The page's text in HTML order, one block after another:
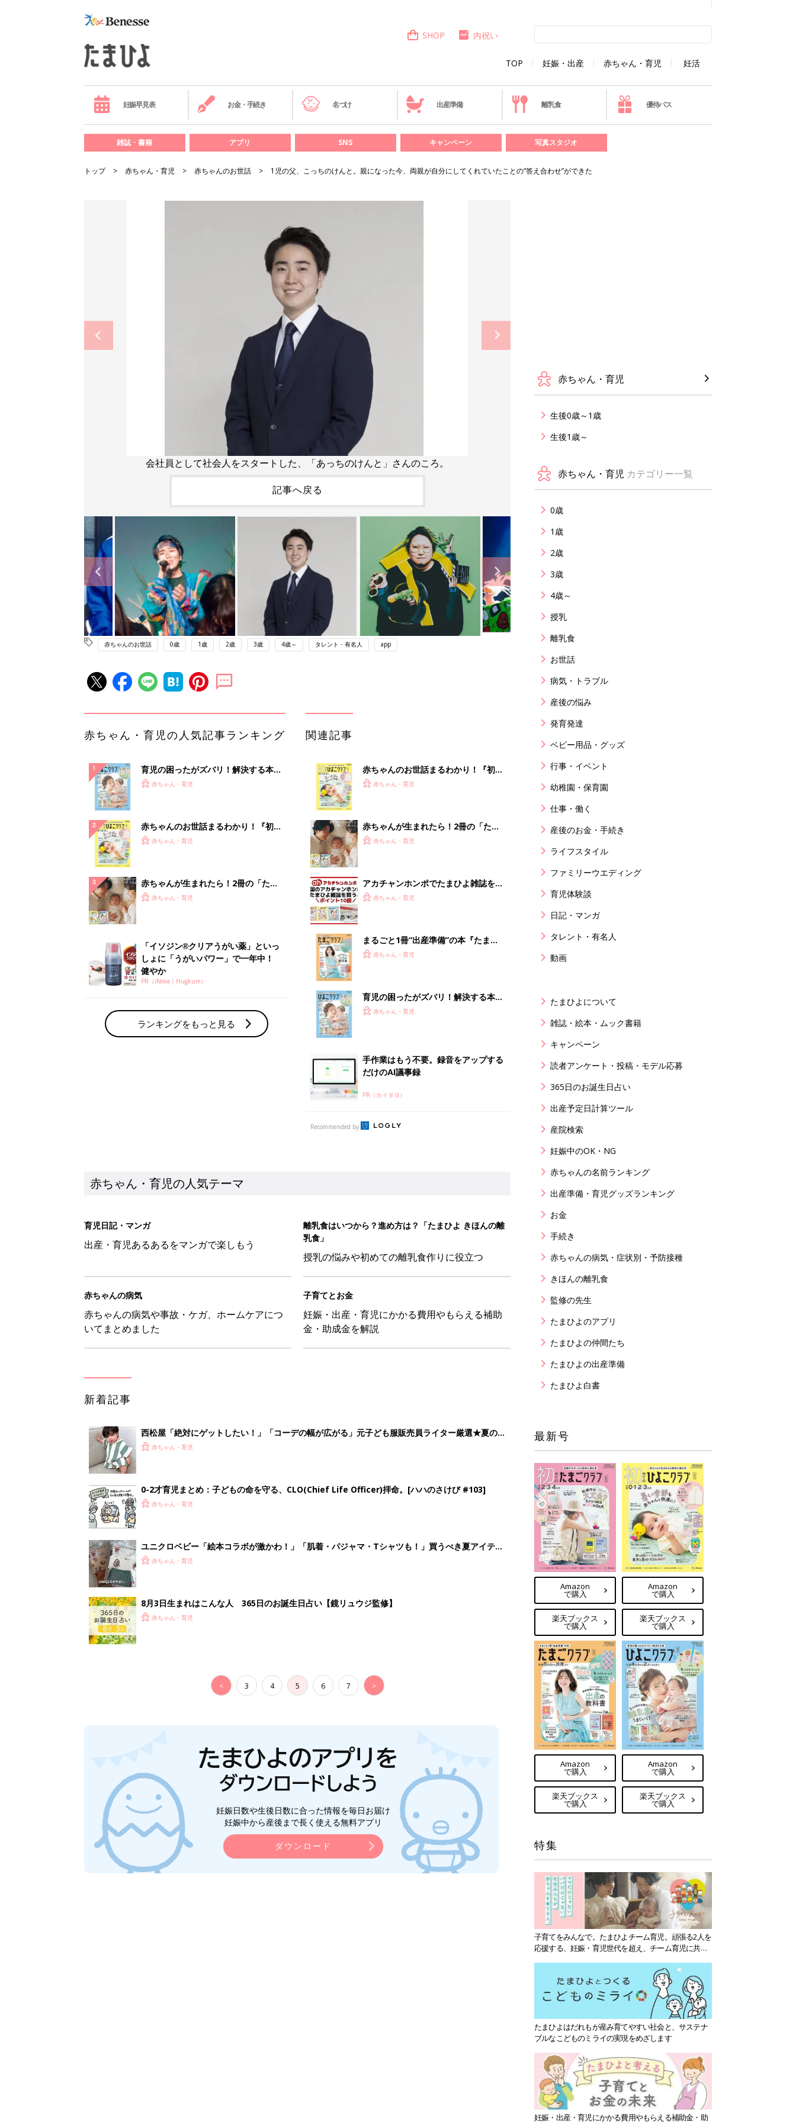
TOP 妊娠・出産 赤ちゃん・育児 妊活
SHOP 内祝い
妊娠早見表 お金・手続き 名づけ 出産準備 離乳食 優待パス
雑誌・書籍 アプリ SNS キャンペーン 写真スタジオ
トップ 赤ちゃん・育児 赤ちゃんのお世話 1児の父、こっちのけんと。親になった今、両親が自分にしてくれていたことの“答え合わせ”ができた
会社員として社会人をスタートした、「あっちのけんと」さんのころ。
記事へ戻る
赤ちゃんのお世話 0歳 1歳 2歳 3歳 4歳～ タレント・有名人 app
赤ちゃん・育児の人気記事ランキング
育児の困ったがズバリ！解決する本
『ひよこクラブ 夏号』 4カ月～2才
赤ちゃん・育児
赤ちゃんのお世話まるわかり！『初め
てのひよこクラブ 夏号』〈巻頭大特
赤ちゃん・育児
赤ちゃんが生まれたら！2冊の「たま
ひよ」
赤ちゃん・育児
「イソジン®クリアうがい薬」といっ
しょに「うがいパワー」で一年中！
健やか
PR（iNova｜Hugkum）
ランキングをもっと見る
関連記事
赤ちゃんのお世話まるわかり！『初め
てのひよこクラブ 夏号』〈巻頭大特
赤ちゃん・育児
赤ちゃんが生まれたら！2冊の「たま
ひよ」
赤ちゃん・育児
アカチャンホンポでたまひよ雑誌を買
うとポイント10倍【期間限定】
赤ちゃん・育児
まるごと1冊“出産準備”の本『たまご
クラブ 夏号』〈スペシャル大特集〉
赤ちゃん・育児
育児の困ったがズバリ！解決する本
『ひよこクラブ 夏号』 4カ月～2才
赤ちゃん・育児
手作業はもう不要。録音をアップする
だけのAI議事録
PR（カイタヨ）
Recommended by
赤ちゃん・育児の人気テーマ
育児日記・マンガ
出産・育児あるあるをマンガで楽しもう
離乳食はいつから？進め方は？「たまひよ きほんの離
乳食」
授乳の悩みや初めての離乳食作りに役立つ
赤ちゃんの病気
赤ちゃんの病気や事故・ケガ、ホームケアにつ
いてまとめました
子育てとお金
妊娠・出産・育児にかかる費用やもらえる補助
金・助成金を解説
新着記事
西松屋「絶対にゲットしたい！」「コーデの幅が広がる」元子ども服販売員ライター厳選★夏のバ
ズりアイテム5選
赤ちゃん・育児
0-2才育児まとめ：子どもの命を守る、CLO(Chief Life Officer)拝命。[ハハのさけび #103]
赤ちゃん・育児
ユニクロベビー「絵本コラボが激かわ！」「肌着・パジャマ・Tシャツも！」買うべき夏アイテム
5選赤ちゃん・育児
8月3日生まれはこんな人 365日のお誕生日占い【鏡リュウジ監修】
赤ちゃん・育児
< 3 4 5 6 7 >
妊娠日数や生後日数に合った情報を毎日お届け
妊娠中から産後まで長く使える無料アプリ
ダウンロード
赤ちゃん・育児
生後0歳～1歳
生後1歳～
赤ちゃん・育児 カテゴリー一覧
0歳
1歳
2歳
3歳
4歳～
授乳
離乳食
お世話
病気・トラブル
産後の悩み
発育発達
ベビー用品・グッズ
行事・イベント
幼稚園・保育園
仕事・働く
産後のお金・手続き
ライフスタイル
ファミリーウエディング
育児体験談
日記・マンガ
タレント・有名人
動画
たまひよについて
雑誌・絵本・ムック書籍
キャンペーン
読者アンケート・投稿・モデル応募
365日のお誕生日占い
出産予定日計算ツール
産院検索
妊娠中のOK・NG
赤ちゃんの名前ランキング
出産準備・育児グッズランキング
お金
手続き
赤ちゃんの病気・症状別・予防接種
きほんの離乳食
監修の先生
たまひよのアプリ
たまひよの仲間たち
たまひよの出産準備
たまひよ白書
最新号
Amazon
で購入
楽天ブックス
で購入
Amazon
で購入
楽天ブックス
で購入
Amazon
で購入
楽天ブックス
で購入
Amazon
で購入
楽天ブックス
で購入
特集
子育てをみんなで。たまひよチーム育児。頑張る2人を
応援する、妊娠・育児世代を超え、チーム育児に共感
たまひよはだれもが産み育てやすい社会と、サステナ
ブルなこどものミライの実現をめざします
妊娠・出産・育児にかかる費用やもらえる補助金・助